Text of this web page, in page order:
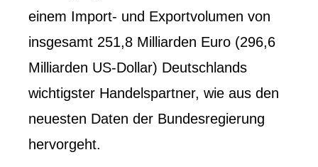
einem Import- und Exportvolumen von
insgesamt 251,8 Milliarden Euro (296,6
Milliarden US-Dollar) Deutschlands
wichtigster Handelspartner, wie aus den
neuesten Daten der Bundesregierung
hervorgeht.